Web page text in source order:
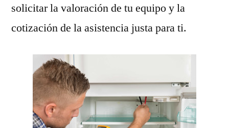
solicitar la valoración de tu equipo y la
cotización de la asistencia justa para ti.